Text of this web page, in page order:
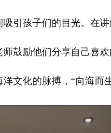
引孩子们的目光。在
鼓励他们分享自己喜
文化的脉搏，“向海而